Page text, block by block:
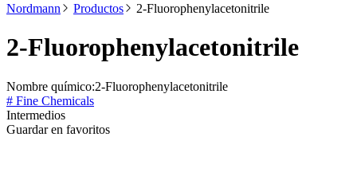
Nordmann Productos 2-Fluorophenylacetonitrile
2-Fluorophenylacetonitrile
Nombre químico:2-Fluorophenylacetonitrile
# Fine Chemicals
Intermedios
Guardar en favoritos